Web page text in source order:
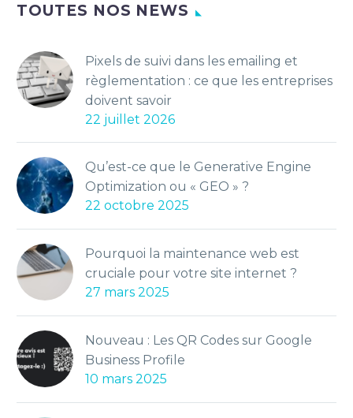
TOUTES NOS NEWS
Pixels de suivi dans les emailing et
règlementation : ce que les entreprises
doivent savoir
22 juillet 2026
Qu’est-ce que le Generative Engine
Optimization ou « GEO » ?
22 octobre 2025
Pourquoi la maintenance web est
cruciale pour votre site internet ?
27 mars 2025
Nouveau : Les QR Codes sur Google
Business Profile
10 mars 2025